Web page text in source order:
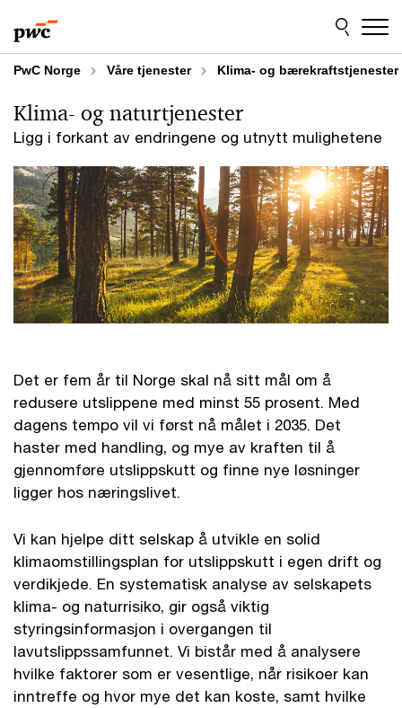
to
content
to
footer
PwC Norge Våre tjenester Klima- og bærekraftstjenester
Ligg i forkant av endringene og utnytt mulighetene
Klima- og naturtjenester
Det er fem år til Norge skal nå sitt mål om å
redusere utslippene med minst 55 prosent. Med
dagens tempo vil vi først nå målet i 2035. Det
haster med handling, og mye av kraften til å
gjennomføre utslippskutt og finne nye løsninger
ligger hos næringslivet.
Vi kan hjelpe ditt selskap å utvikle en solid
klimaomstillingsplan for utslippskutt i egen drift og
verdikjede. En systematisk analyse av selskapets
klima- og naturrisiko, gir også viktig
styringsinformasjon i overgangen til
lavutslippssamfunnet. Vi bistår med å analysere
hvilke faktorer som er vesentlige, når risikoer kan
inntreffe og hvor mye det kan koste, samt hvilke